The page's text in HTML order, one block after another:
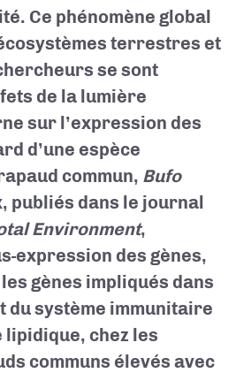
Ce phénomène global
terrestres et
se sont
de la lumière
sur l’expression des
d’une espèce
commun, Bufo
publiés dans le journal
Environment,
expression des gènes,
gènes impliqués dans
du système immunitaire
lipidique, chez les
communs élevés avec